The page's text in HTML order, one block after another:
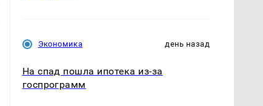
Экономика день назад
На спад пошла ипотека из-за
госпрограмм